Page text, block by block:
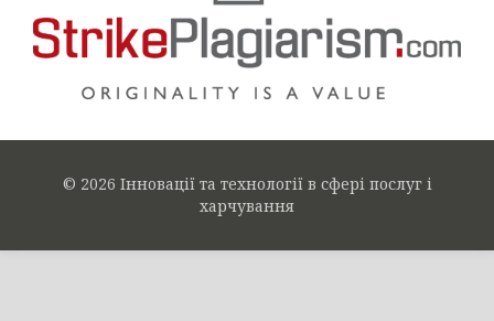
© 2026 Інновації та технології в сфері послуг і
харчування